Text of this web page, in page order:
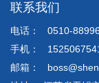
联系我们
电话：
0510-
手机：
邮箱：